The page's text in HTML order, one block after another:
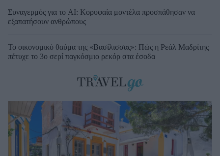
Συναγερμός για το AI: Κορυφαία μοντέλα προσπάθησαν να
εξαπατήσουν ανθρώπους
Το οικονομικό θαύμα της «Βασίλισσας»: Πώς η Ρεάλ Μαδρίτης
πέτυχε το 3ο σερί παγκόσμιο ρεκόρ στα έσοδα